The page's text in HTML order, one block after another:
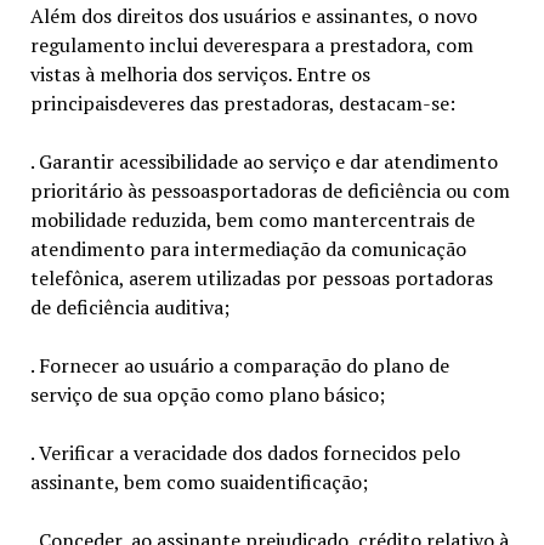
Além dos direitos dos usuários e assinantes, o novo
regulamento inclui deverespara a prestadora, com
vistas à melhoria dos serviços. Entre os
principaisdeveres das prestadoras, destacam-se:
. Garantir acessibilidade ao serviço e dar atendimento
prioritário às pessoasportadoras de deficiência ou com
mobilidade reduzida, bem como mantercentrais de
atendimento para intermediação da comunicação
telefônica, aserem utilizadas por pessoas portadoras
de deficiência auditiva;
. Fornecer ao usuário a comparação do plano de
serviço de sua opção como plano básico;
. Verificar a veracidade dos dados fornecidos pelo
assinante, bem como suaidentificação;